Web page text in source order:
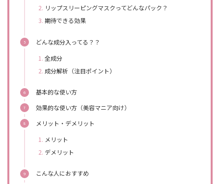
リップスリーピングマスクってどんなパック？
期待できる効果
どんな成分入ってる？？
全成分
成分解析（注目ポイント）
基本的な使い方
効果的な使い方（美容マニア向け）
メリット・デメリット
メリット
デメリット
こんな人におすすめ